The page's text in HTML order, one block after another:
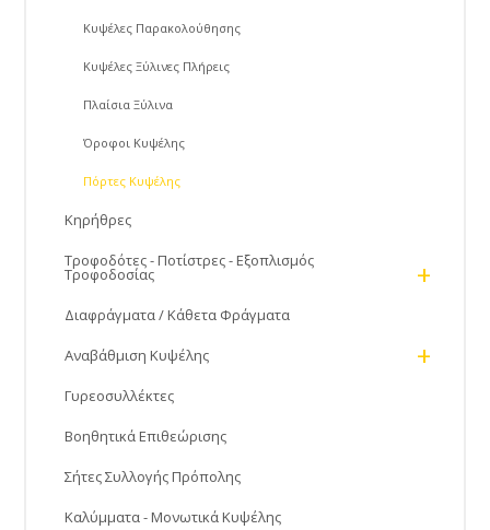
Κυψέλες Παρακολούθησης
Κυψέλες Ξύλινες Πλήρεις
Πλαίσια Ξύλινα
Όροφοι Κυψέλης
Πόρτες Kυψέλης
Κηρήθρες
Τροφοδότες - Ποτίστρες - Εξοπλισμός
Τροφοδοσίας +
Διαφράγματα / Κάθετα Φράγματα
Αναβάθμιση Κυψέλης +
Γυρεοσυλλέκτες
Βοηθητικά Επιθεώρισης
Σήτες Συλλογής Πρόπολης
Καλύμματα - Μονωτικά Κυψέλης